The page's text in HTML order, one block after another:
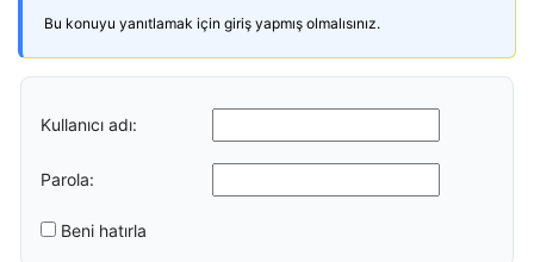
Bu konuyu yanıtlamak için giriş yapmış olmalısınız.
Kullanıcı adı:
Parola:
Beni hatırla